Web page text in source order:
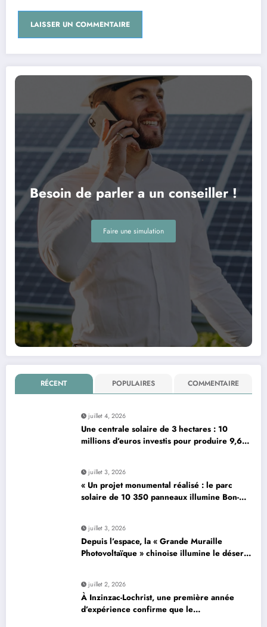
Besoin de parler a un conseiller !
Faire une simulation
RÉCENT POPULAIRES COMMENTAIRE
juillet 4, 2026
Une centrale solaire de 3 hectares : 10
millions d’euros investis pour produire 9,6
juillet 3, 2026
« Un projet monumental réalisé : le parc
solaire de 10 350 panneaux illumine Bon-…
juillet 3, 2026
Depuis l’espace, la « Grande Muraille
Photovoltaïque » chinoise illumine le désert
juillet 2, 2026
À Inzinzac-Lochrist, une première année
d’expérience confirme que le